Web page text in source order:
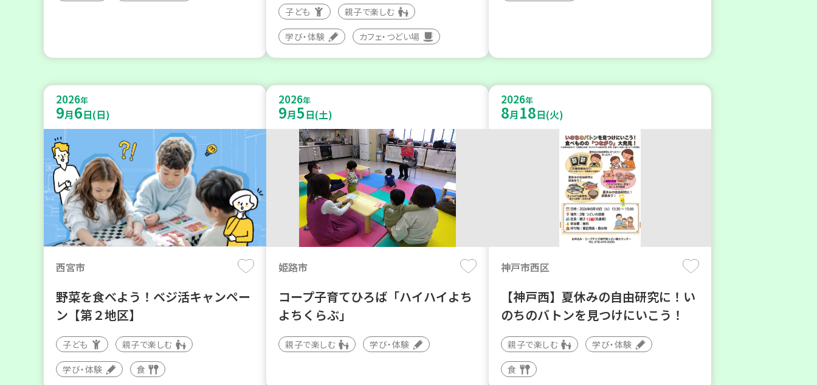
子ども 親子で楽しむ
学び・体験 カフェ・つどい場
2026年
9月6日(日)
西宮市
野菜を食べよう！ベジ活キャンペー
ン【第２地区】
子ども 親子で楽しむ
学び・体験 食
2026年
9月5日(土)
姫路市
コープ子育てひろば「ハイハイよち
よちくらぶ」
親子で楽しむ 学び・体験
2026年
8月 18日(火)
神戸市西区
【神戸西】夏休みの自由研究に！い
のちのバトンを見つけにいこう！
親子で楽しむ 学び・体験
食